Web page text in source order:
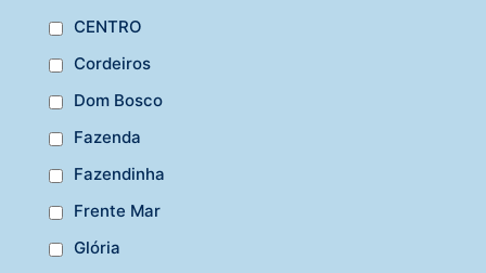
CENTRO
Cordeiros
Dom Bosco
Fazenda
Fazendinha
Frente Mar
Glória